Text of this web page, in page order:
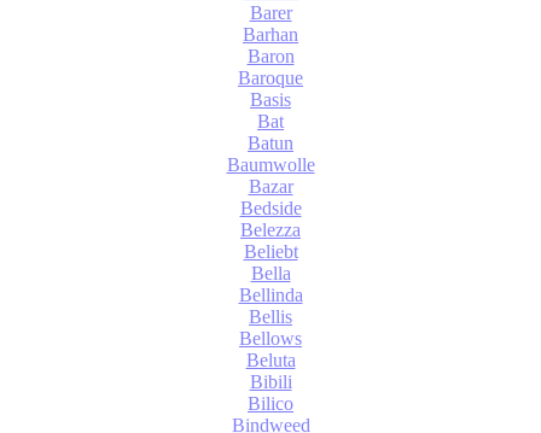
Barer
Barhan
Baron
Baroque
Basis
Bat
Batun
Baumwolle
Bazar
Bedside
Belezza
Beliebt
Bella
Bellinda
Bellis
Bellows
Beluta
Bibili
Bilico
Bindweed